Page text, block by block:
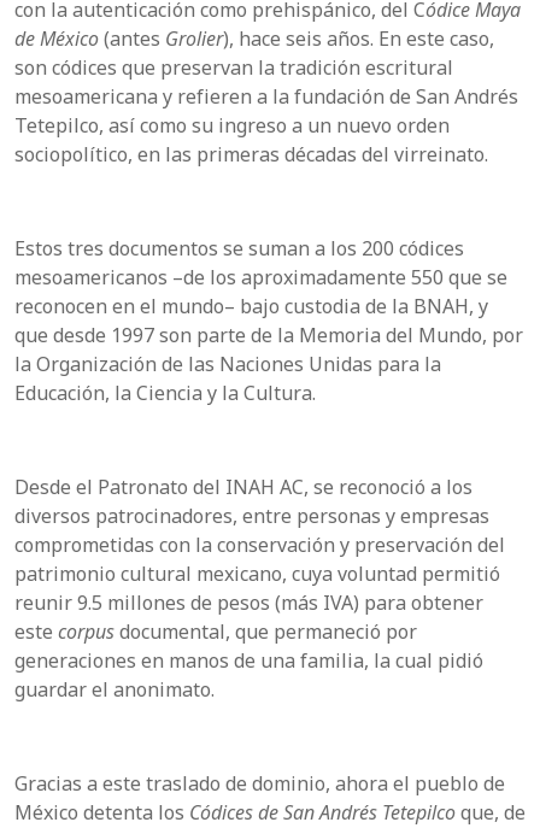
con la autenticación como prehispánico, del Códice Maya
de México(antes Grolier), hace seis años. En este caso,
son códices que preservan la tradición escritural
mesoamericana y refieren a la fundación de San Andrés
Tetepilco, así como su ingreso a un nuevo orden
sociopolítico, en las primeras décadas del virreinato.
Estos tres documentos se suman a los 200 códices
mesoamericanos –de los aproximadamente 550 que se
reconocen en el mundo– bajo custodia de la BNAH, y
que desde 1997 son parte de la Memoria del Mundo, por
la Organización de las Naciones Unidas para la
Educación, la Ciencia y la Cultura.
Desde el Patronato del INAH AC, se reconoció a los
diversos patrocinadores, entre personas y empresas
comprometidas con la conservación y preservación del
patrimonio cultural mexicano, cuya voluntad permitió
reunir 9.5 millones de pesos (más IVA) para obtener
este corpusdocumental, que permaneció por
generaciones en manos de una familia, la cual pidió
guardar el anonimato.
Gracias a este traslado de dominio, ahora el pueblo de
México detenta los Códices de San Andrés Tetepilcoque, de